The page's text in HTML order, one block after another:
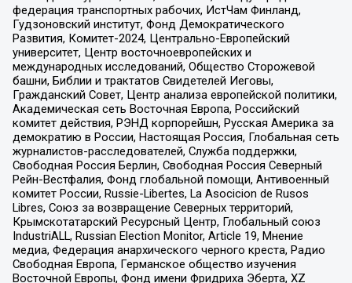
федерация транспортных рабочих, ИстЧам Финланд,
Гудзоновский институт, Фонд Демократического
Развития, Комитет-2024, Центрально-Европейский
университет, Центр восточноевропейских и
международных исследований, Общество Сторожевой
башни, Библии и трактатов Свидетелей Иеговы,
Гражданский Совет, Центр анализа европейской политики,
Академическая сеть Восточная Европа, Российский
комитет действия, РЭНД корпорейшн, Русская Америка за
демократию в России, Настоящая Россия, Глобальная сеть
журналистов-расследователей, Служба поддержки,
Свободная Россия Берлин, Свободная Россия Северный
Рейн-Вестфалия, Фонд глобальной помощи, Антивоенный
комитет России, Russie-Libertes, La Asocicion de Rusos
Libres, Союз за возвращение Северных территорий,
Крымскотатарский Ресурсный Центр, Глобальный союз
IndustriALL, Russian Election Monitor, Article 19, Мнение
медиа, Федерация анархического черного креста, Радио
Свободная Европа, Германское общество изучения
Восточной Европы, Фонд имени Фридриха Эберта, XZ